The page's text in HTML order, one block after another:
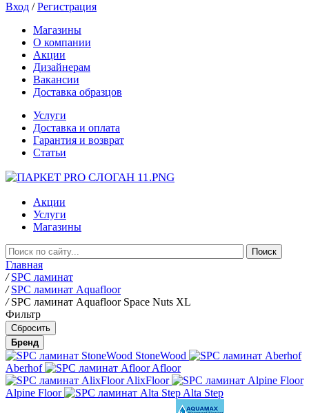
Вход /Регистрация
Магазины
О компании
Акции
Дизайнерам
Вакансии
Доставка образцов
Услуги
Доставка и оплата
Гарантия и возврат
Статьи
Акции
Услуги
Магазины
Главная
/ SPC ламинат
/ SPC ламинат Aquafloor
/ SPC ламинат Aquafloor Space Nuts XL
Фильтр
Бренд
StoneWood
Aberhof
Afloor
AlixFloor
Alpine Floor
Alta Step